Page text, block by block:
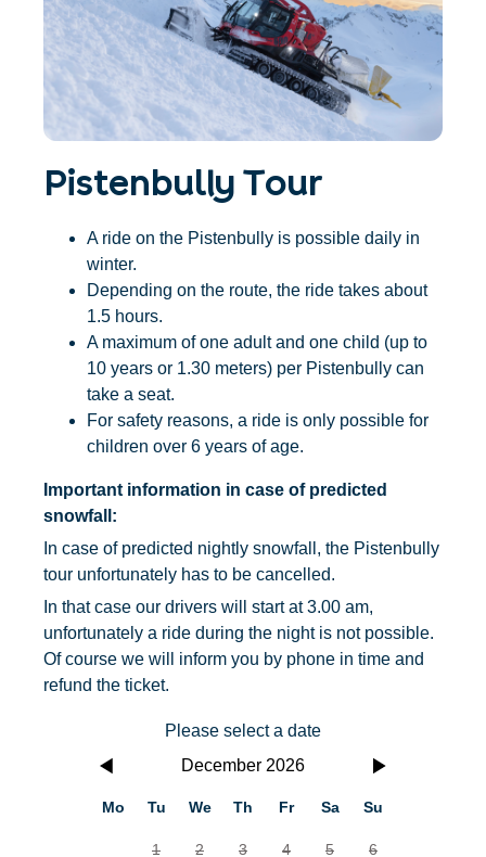
Accommodatie
vinden
Ticket- &
Nederlands
+43/5476/6239
info@serfaus-fiss-ladis.at